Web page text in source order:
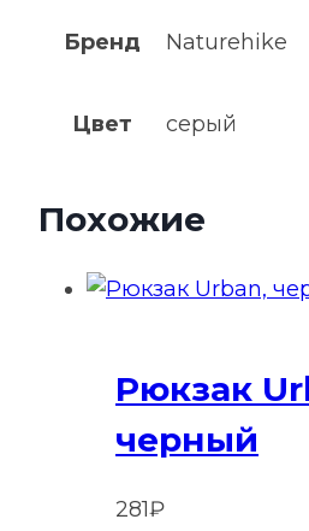
Бренд Naturehike
Цвет серый
Похожие
Рюкзак
черный
281₽